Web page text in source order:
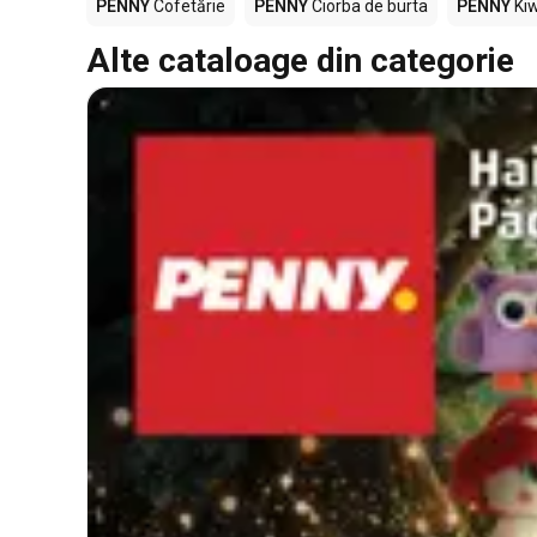
PENNYCofetărie PENNYCiorba de burta PENNY
Alte cataloage din categorie